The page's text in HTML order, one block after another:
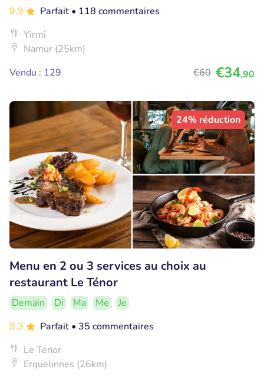
9.9 Parfait • 118 commentaires
Yirmi
Namur (25km)
Vendu : 129
€60 €34,90
24% réduction
Menu en 2 ou 3 services au choix au
restaurant Le Ténor
Demain Di Ma Me
Je
9.3
Parfait • 35 commentaires
Le Ténor
Erquelinnes (26km)